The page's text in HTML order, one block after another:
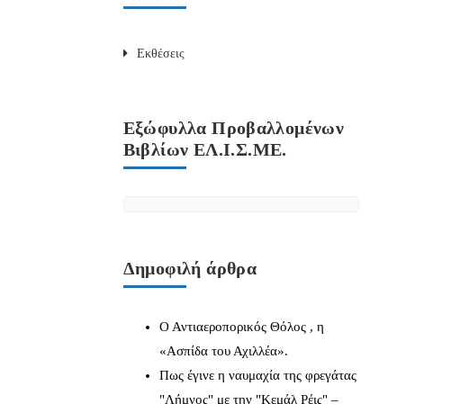
Εκθέσεις
Εξώφυλλα Προβαλλομένων
Βιβλίων ΕΛ.Ι.Σ.ΜΕ.
Δημοφιλή άρθρα
Ο Αντιαεροπορικός Θόλος , η
«Ασπίδα του Αχιλλέα».
Πως έγινε η ναυμαχία της φρεγάτας
"Λήμνος" με την "Κεμάλ Ρέις" –